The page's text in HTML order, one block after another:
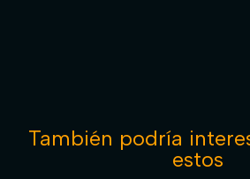
También podría
estos